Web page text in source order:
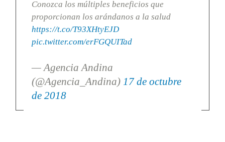
Conozca los múltiples beneficios que
proporcionan los arándanos a la salud
https://t.co/T93XHtyEJD
pic.twitter.com/erFGQUITad
— Agencia Andina
(@Agencia_Andina) 17 de octubre
de 2018